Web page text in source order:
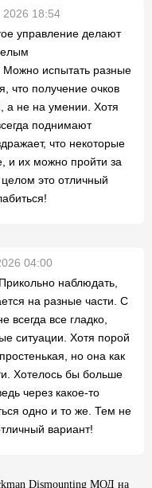
2026 18:54
управление делают
испытать разные
что получение очков
а не на умении. Хотя
поднимают
что некоторые
и их можно пройти за
это отличный
04:00
наблюдать,
на разные части. С
всегда все гладко,
ситуации. Хотя порой
но она как
Хотелось бы больше
через какое-то
одно и то же. Тем не
вариант!
Dismounting МОД на